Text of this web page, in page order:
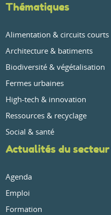
Thématiques
Alimentation & circuits courts
Architecture & batiments
Biodiversité & végétalisation
Fermes urbaines
High-tech & innovation
Ressources & recyclage
Social & santé
Actualités du secteur
Agenda
Emploi
Formation